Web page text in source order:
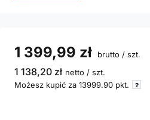
1 399,99 zł brutto / szt.
1 138,20 zł netto / szt.
Możesz kupić za 13999.90 pkt.